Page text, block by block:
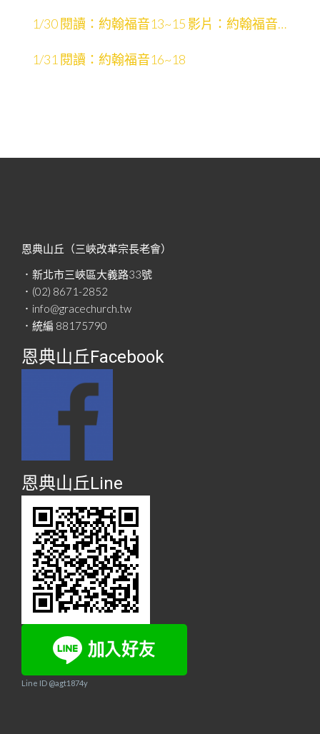
1/30 閱讀：約翰福音13~15 影片：約翰福音
1/31 閱讀：約翰福音16~18
恩典山丘（三峽改革宗長老會）
．新北市三峽區大義路33號
．(02) 8671-2852
．info@gracechurch.tw
．統編 88175790
恩典山丘Facebook
恩典山丘Line
Line ID @agt1874y